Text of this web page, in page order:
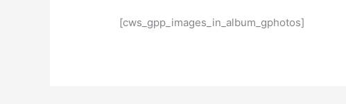
[cws_gpp_images_in_album_gphotos]